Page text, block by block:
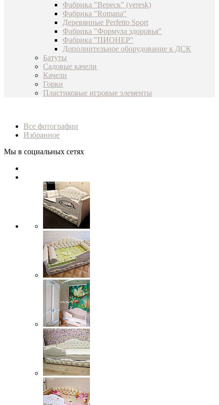
Фабрика "Вереск" (veresk)
Фабрика "Romana"
Деревянные Perfetto Sport
Фабрика "Формула здоровья"
Фабрика "ПИОНЕР"
Дополнительное оборудование к ДСК
Батуты
Садовые качели
Качели
Горки
Пластиковые игровые элементы
Все фотографии
Избранное
Мы в социальных сетях